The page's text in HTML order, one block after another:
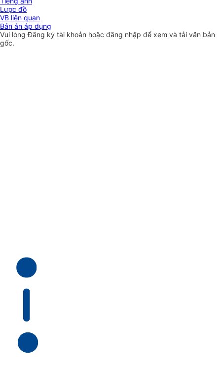
Lược đồ
VB liên quan
Bản án áp dụng
Vui lòngĐăng ký tài khoản hoặc đăng nhập để xem và tải văn bản
gốc.